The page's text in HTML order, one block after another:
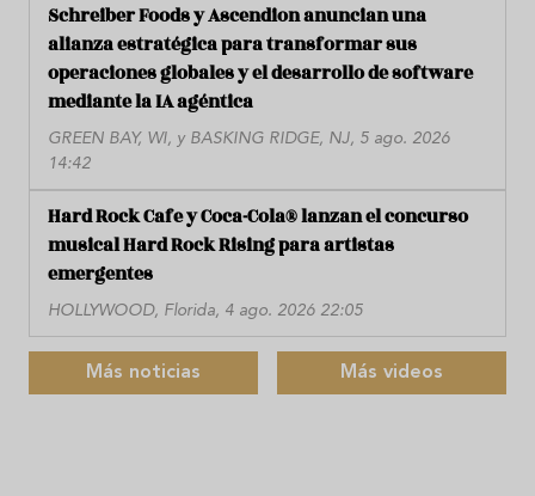
Schreiber Foods y Ascendion anuncian una
alianza estratégica para transformar sus
operaciones globales y el desarrollo de software
mediante la IA agéntica
GREEN BAY, WI, y BASKING RIDGE, NJ, 5 ago. 2026
14:42
Hard Rock Cafe y Coca-Cola® lanzan el concurso
musical Hard Rock Rising para artistas
emergentes
HOLLYWOOD, Florida, 4 ago. 2026 22:05
Más noticias Más videos